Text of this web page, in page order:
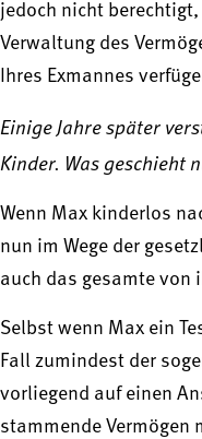
jedoch nicht
Verwaltung des
Ihres Exmannes
Einige Jahre später
Kinder. Was geschieht
Wenn Max kinderlos
nun im Wege der
auch das gesamte von
Selbst wenn Max ein
Fall zumindest der
vorliegend auf einen
stammende Vermögen